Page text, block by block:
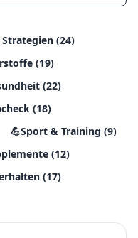
(24)
(19)
(22)
(18)
💪Sport & Training (9)
(12)
(17)